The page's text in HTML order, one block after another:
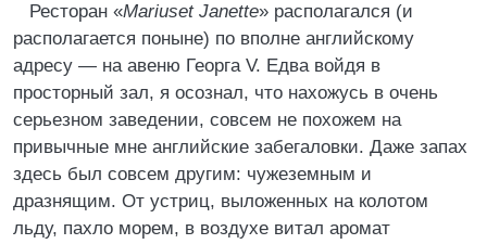
Ресторан «Mariusеt Janette» располагался (и
располагается поныне) по вполне английскому
адресу — на авеню Георга V. Едва войдя в
просторный зал, я осознал, что нахожусь в очень
серьезном заведении, совсем не похожем на
привычные мне английские забегаловки. Даже запах
здесь был совсем другим: чужеземным и
дразнящим. От устриц, выложенных на колотом
льду, пахло морем, в воздухе витал аромат